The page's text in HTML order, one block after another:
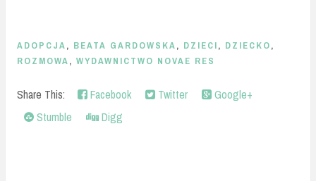
ADOPCJA, BEATA GARDOWSKA, DZIECI, DZIECKO,
ROZMOWA, WYDAWNICTWO NOVAE RES
Share This: Facebook Twitter
Google+
Stumble
Digg